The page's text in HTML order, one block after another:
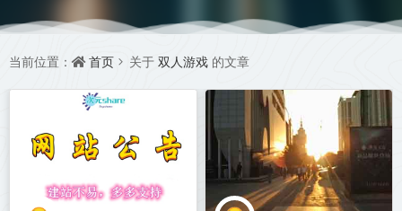
并提供网盘下载
当前位置： 首页 关于 双人游戏 的文章